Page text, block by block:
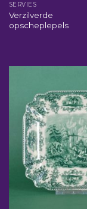
SERVIES
Verzilverde
opscheplepels